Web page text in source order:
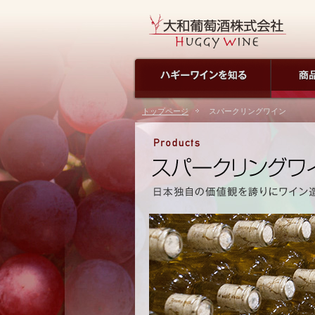
トップページ スパークリングワイン